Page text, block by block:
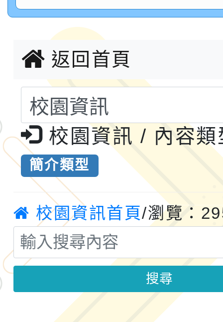
融平台-教案暨教學示
115學年度「學習扶助
計畫子計畫十一-2：國
小時認證研習計畫」
115年度「教育部表揚
義教育推展貢獻獎」實
轉知桃園市政府交通局
共運輸服務，鼓勵民眾
桃「我的減碳存摺2.0
案，詳如說明，請參閱
115年第二屆全國原住
2026年新北亞洲盃暨
鐵人三項錦標賽
桃園市115學年度學生
「2026年『王牌愛／
運動系列徵選頒獎典禮
成果展」
2026城鎮韌性防空演習
桃園市大溪自造教育及
年八月份教師研習
國立成功大學辦理「台
融平台-教案暨教學示
115學年度「學習扶助
返回首頁
校園資訊 / 內容類
簡介類型
校園資訊首頁/瀏覽：
搜尋